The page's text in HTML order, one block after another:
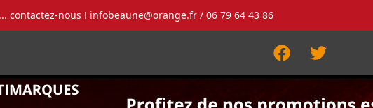
contactez-nous ! infobeaune@orange.fr/ 06 79 64 43 86
FacebookTwitter